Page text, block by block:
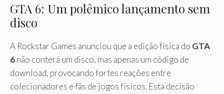
GTA 6: Um polêmico lançamento sem
disco
A Rockstar Games anunciou que a edição física do GTA
6não conterá um disco, mas apenas um código de
download, provocando fortes reações entre
colecionadores e fãs de jogos físicos. Esta decisão